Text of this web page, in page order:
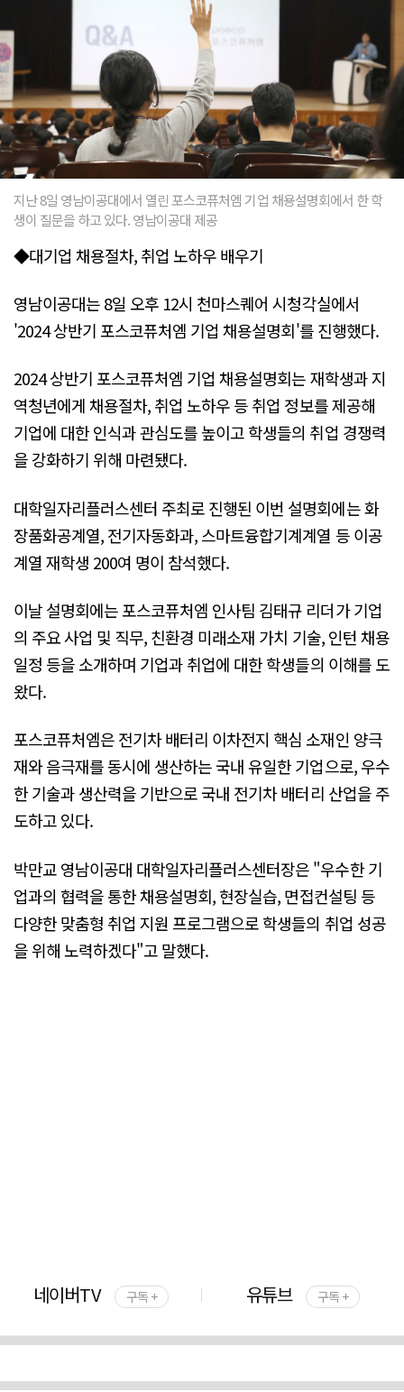
지난 8일 영남이공대에서 열린 포스코퓨처엠 기업 채용설명회에서 한 학
생이 질문을 하고 있다. 영남이공대 제공
◆대기업 채용절차, 취업 노하우 배우기
영남이공대는 8일 오후 12시 천마스퀘어 시청각실에서
'2024 상반기 포스코퓨처엠 기업 채용설명회'를 진행했다.
2024 상반기 포스코퓨처엠 기업 채용설명회는 재학생과 지
역청년에게 채용절차, 취업 노하우 등 취업 정보를 제공해
기업에 대한 인식과 관심도를 높이고 학생들의 취업 경쟁력
을 강화하기 위해 마련됐다.
대학일자리플러스센터 주최로 진행된 이번 설명회에는 화
장품화공계열, 전기자동화과, 스마트융합기계계열 등 이공
계열 재학생 200여 명이 참석했다.
이날 설명회에는 포스코퓨처엠 인사팀 김태규 리더가 기업
의 주요 사업 및 직무, 친환경 미래소재 가치 기술, 인턴 채용
일정 등을 소개하며 기업과 취업에 대한 학생들의 이해를 도
왔다.
포스코퓨처엠은 전기차 배터리 이차전지 핵심 소재인 양극
재와 음극재를 동시에 생산하는 국내 유일한 기업으로, 우수
한 기술과 생산력을 기반으로 국내 전기차 배터리 산업을 주
도하고 있다.
박만교 영남이공대 대학일자리플러스센터장은 "우수한 기
업과의 협력을 통한 채용설명회, 현장실습, 면접컨설팅 등
다양한 맞춤형 취업 지원 프로그램으로 학생들의 취업 성공
을 위해 노력하겠다"고 말했다.
네이버TV 구독 + 유튜브 구독 +